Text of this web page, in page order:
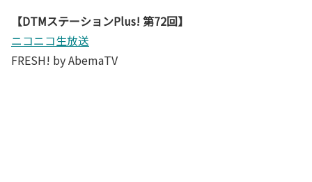
【DTMステーションPlus! 第72回】
ニコニコ生放送
FRESH! by AbemaTV